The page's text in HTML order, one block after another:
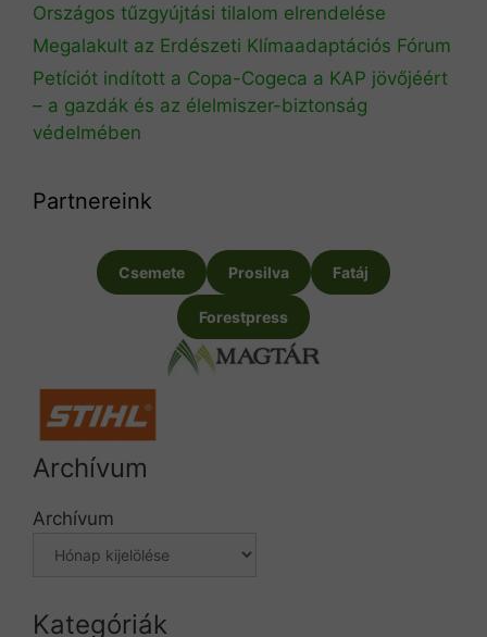
Országos tűzgyújtási tilalom elrendelése
Megalakult az Erdészeti Klímaadaptációs Fórum
Petíciót indított a Copa-Cogeca a KAP jövőjéért
– a gazdák és az élelmiszer-biztonság
védelmében
Partnereink
Csemete Prosilva Fatáj
Forestpress
Archívum
Archívum
Kategóriák